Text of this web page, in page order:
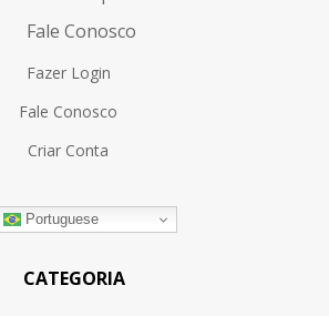
Fale Conosco
Fazer Login
Fale Conosco
Criar Conta
Portuguese
CATEGORIA